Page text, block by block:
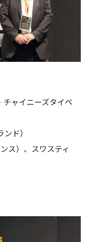
チャイニーズタイペ
ド）
ス）、スワスティ